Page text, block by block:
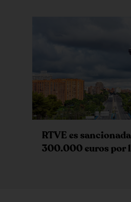
RTVE es
300.000 euros por